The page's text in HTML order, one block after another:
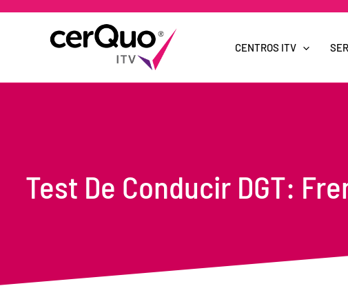
CENTROS ITV
Test De Conducir DGT: